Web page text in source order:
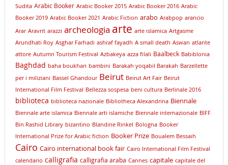
Sudita Arabic Booker Arabic Booker 2015 Arabic Booker 2016 Arabic
Booker 2019 Arabic Booker 2021 Arabic Fiction arabo Arabpop arancio
Arar Aravrit arazzi archeologia arte arte islamica Artgasme
Arundhati Roy Asghar Farhadi ashraf fayadh A small death Aswan atlante
attore Autumn Tourism Festival Azbakeya azza filali Baalbeck Babiblonia
Baghdad baha boukhari bambini Barakah yoqabil Barakah Barzellette
per i miliziani Bassel Ghandour Beirut Beirut Art Fair Beirut
International Film Festival Bellezza sospesa beni cultura Berlinale 2016
biblioteca biblioteca nazionale Bibliotheca Alexandrina Biennale
Biennale arte islamica Biennale arti islamiche Biennale internazionale BIFF
Bin Rashid Library bizantino Blandine Rinkel Bologna Booker
International Prize for Arabic fiction Booker Prize Boualem Bessaih
Cairo Cairo international book fair Cairo International Film Festival
calendario calligrafia calligrafia araba Cannes capitale capitale del